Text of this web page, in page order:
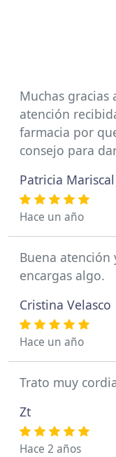
Muchas gracias
atención
farmacia por
consejo para
Patricia
Hace un año
Buena
encargas algo.
Cristina Velasco
Hace un año
Trato muy
Zt
Hace 2 años